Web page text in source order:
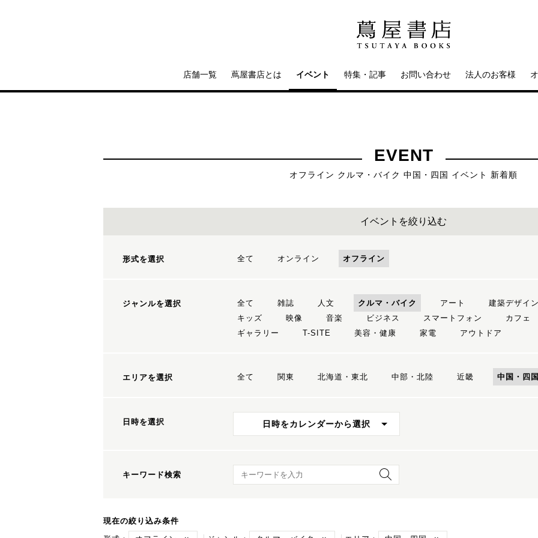
店舗一覧 蔦屋書店とは イベント 特集・記事 お問い合わせ 法人のお客様
EVENT
オフライン クルマ・バイク 中国・四国 イベント 新着順
イベントを絞り込む
形式を選択 全て オンライン オフライン
ジャンルを選択 全て 雑誌 人文 クルマ・バイク アート 建築デザイン
キッズ
映像 音楽 ビジネス スマートフォン カフェ
ギャラリー
T-SITE 美容・健康 家電 アウトドア
エリアを選択 全て 関東 北海道・東北 中部・北陸 近畿 中国・四国
日時を選択 日時をカレンダーから選択
キーワード検索 キーワード検索
現在の絞り込み条件